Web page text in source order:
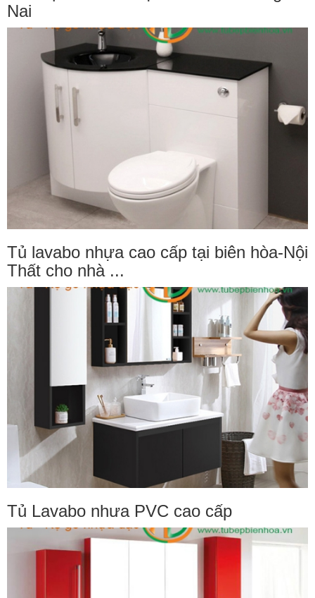
Nai
Tủ lavabo nhựa cao cấp tại biên hòa-Nội
Thất cho nhà ...
Tủ Lavabo nhưa PVC cao cấp